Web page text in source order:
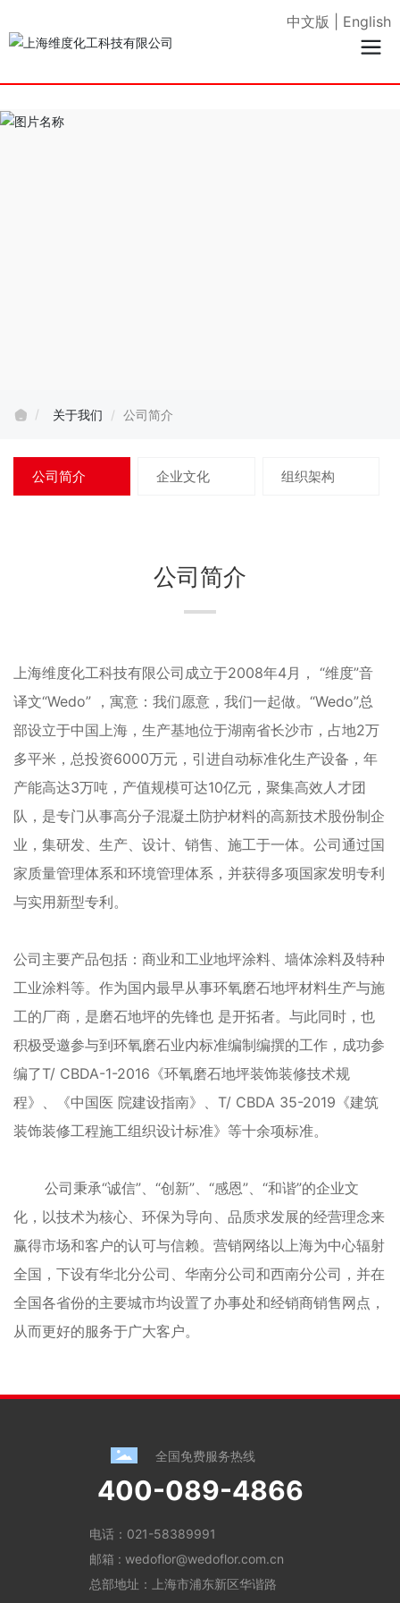
中文版 English
关于我们 公司简介
公司简介 企业文化 组织架构
公司简介
上海维度化工科技有限公司成立于2008年4月， “维度”音
译文“Wedo” ，寓意：我们愿意，我们一起做。“Wedo”总
部设立于中国上海，生产基地位于湖南省长沙市，占地2万
多平米，总投资6000万元，引进自动标准化生产设备，年
产能高达3万吨，产值规模可达10亿元，聚集高效人才团
队，是专门从事高分子混凝土防护材料的高新技术股份制企
业，集研发、生产、设计、销售、施工于一体。公司通过国
家质量管理体系和环境管理体系，并获得多项国家发明专利
与实用新型专利。
公司主要产品包括：商业和工业地坪涂料、墙体涂料及特种
工业涂料等。作为国内最早从事环氧磨石地坪材料生产与施
工的厂商，是磨石地坪的先锋也 是开拓者。与此同时，也
积极受邀参与到环氧磨石业内标准编制编撰的工作，成功参
编了T/ CBDA-1-2016《环氧磨石地坪装饰装修技术规
程》、《中国医 院建设指南》、T/ CBDA 35-2019《建筑
装饰装修工程施工组织设计标准》等十余项标准。
公司秉承“诚信”、“创新”、“感恩”、“和谐”的企业文
化，以技术为核心、环保为导向、品质求发展的经营理念来
赢得市场和客户的认可与信赖。营销网络以上海为中心辐射
全国，下设有华北分公司、华南分公司和西南分公司，并在
全国各省份的主要城市均设置了办事处和经销商销售网点，
从而更好的服务于广大客户。
全国免费服务热线
400-089-4866
电话： 021-58389991
邮箱 :wedoflor@wedoflor.com.cn
总部地址：上海市浦东新区华谐路